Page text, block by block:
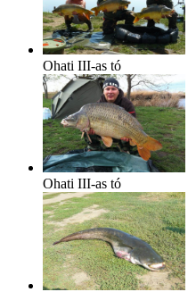
Ohati III-as tó
Ohati III-as tó